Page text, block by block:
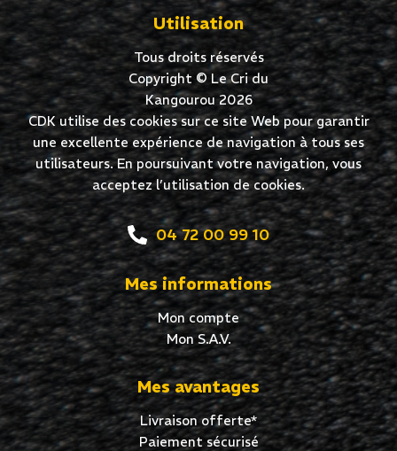
Utilisation
Tous droits réservés
Copyright © Le Cri du
Kangourou 2026
CDK utilise des cookies sur ce site Web pour garantir
une excellente expérience de navigation à tous ses
utilisateurs. En poursuivant votre navigation, vous
acceptez l’utilisation de cookies.
04 72 00 99 10
Mes informations
Mon compte
Mon S.A.V.
Mes avantages
Livraison offerte*
Paiement sécurisé